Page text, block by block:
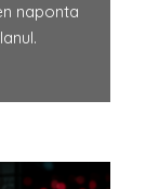
naponta